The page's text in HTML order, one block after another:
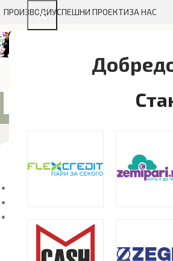
ПРОИЗВОДИУСПЕШНИ ПРОЕКТИЗА НАС
ГРАФИЧКИ ДИЗАЈН ТЕКСТИЛ
Црна
Статус На Залиха